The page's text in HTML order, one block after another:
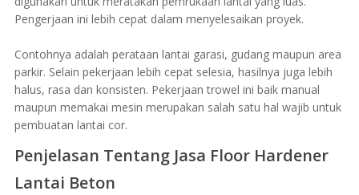
Pengerjaan ini lebih cepat dalam menyelesaikan proyek.
Contohnya adalah perataan lantai garasi, gudang maupun area
parkir. Selain pekerjaan lebih cepat selesia, hasilnya juga lebih
halus, rasa dan konsisten. Pekerjaan trowel ini baik manual
maupun memakai mesin merupakan salah satu hal wajib untuk
pembuatan lantai cor.
Penjelasan Tentang Jasa Floor Hardener
Lantai Beton